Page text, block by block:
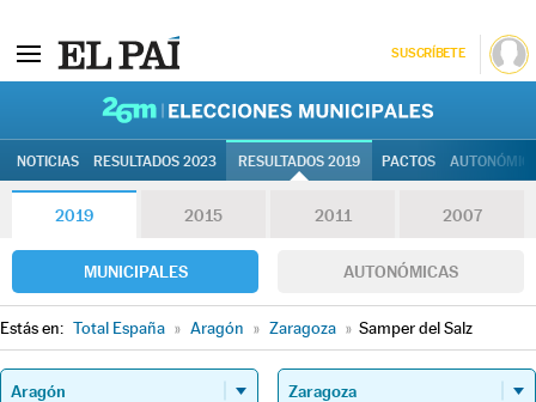
SUSCRÍBETE
NOTICIAS RESULTADOS 2023 RESULTADOS 2019 PACTOS
2019 2015 2011 2007
MUNICIPALES AUTONÓMICAS
Estás en: Total España » Aragón » Zaragoza » Samper del Salz